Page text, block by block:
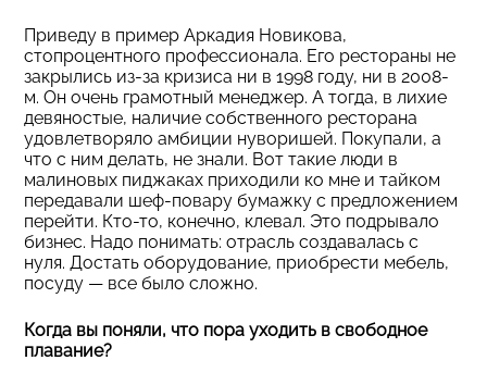
Приведу в пример Аркадия Новикова,
стопроцентного профессионала. Его рестораны не
закрылись из-за кризиса ни в 1998 году, ни в 2008-
м. Он очень грамотный менеджер. А тогда, в лихие
девяностые, наличие собственного ресторана
удовлетворяло амбиции нуворишей. Покупали, а
что с ним делать, не знали. Вот такие люди в
малиновых пиджаках приходили ко мне и тайком
передавали шеф-повару бумажку с предложением
перейти. Кто-то, конечно, клевал. Это подрывало
бизнес. Надо понимать: отрасль создавалась с
нуля. Достать оборудование, приобрести мебель,
посуду — все было сложно.
Когда вы поняли, что пора уходить в свободное
плавание?